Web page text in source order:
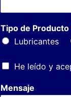
Tipo de Producto
Lubricantes
He leído y
Mensaje